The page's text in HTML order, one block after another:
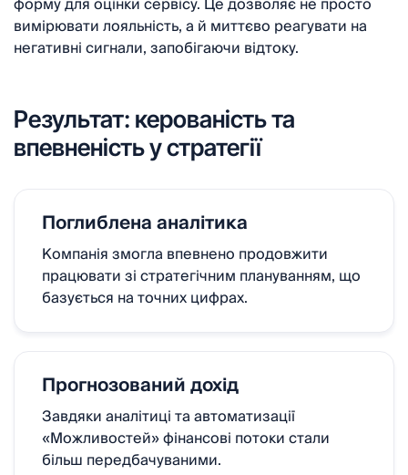
вимірювати лояльність, а й миттєво реагувати на
негативні сигнали, запобігаючи відтоку.
Результат: керованість та
впевненість у стратегії
Поглиблена аналітика
Компанія змогла впевнено продовжити
працювати зі стратегічним плануванням, що
базується на точних цифрах.
Прогнозований дохід
Завдяки аналітиці та автоматизації
«Можливостей» фінансові потоки стали
більш передбачуваними.